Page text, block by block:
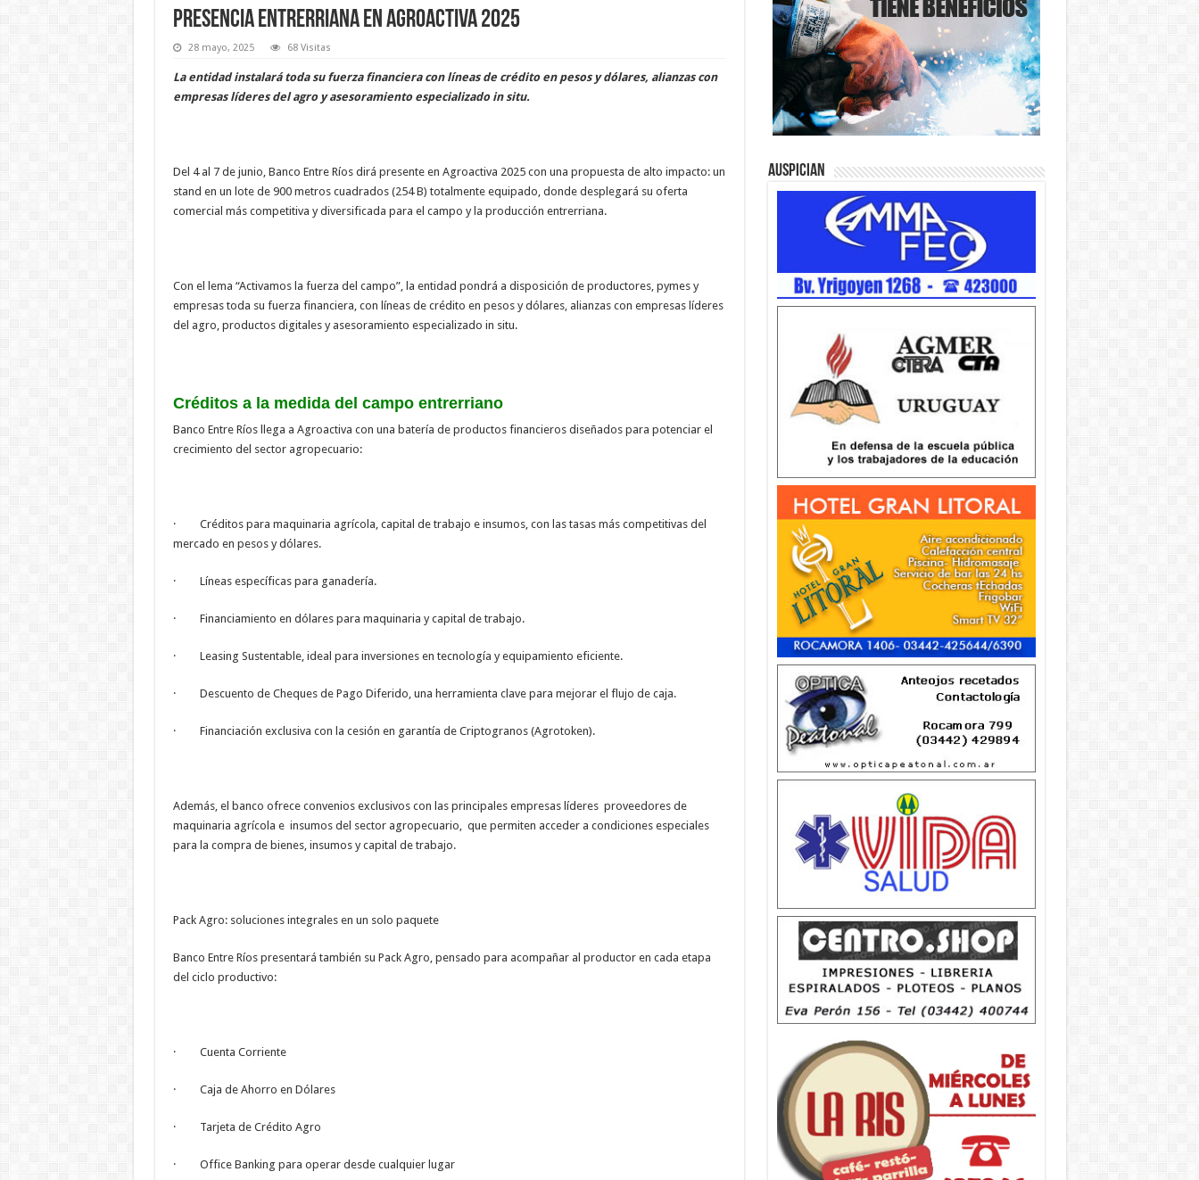
Presencia entrerriana en Agroactiva 2025
28 mayo, 2025 68 Visitas
La entidad instalará toda su fuerza financiera con líneas de crédito en pesos y dólares, alianzas con
empresas líderes del agro y asesoramiento especializado in situ.
Del 4 al 7 de junio, Banco Entre Ríos dirá presente en Agroactiva 2025 con una propuesta de alto impacto: un
stand en un lote de 900 metros cuadrados (254 B) totalmente equipado, donde desplegará su oferta
comercial más competitiva y diversificada para el campo y la producción entrerriana.
Con el lema “Activamos la fuerza del campo”, la entidad pondrá a disposición de productores, pymes y
empresas toda su fuerza financiera, con líneas de crédito en pesos y dólares, alianzas con empresas líderes
del agro, productos digitales y asesoramiento especializado in situ.
Créditos a la medida del campo entrerriano
Banco Entre Ríos llega a Agroactiva con una batería de productos financieros diseñados para potenciar el
crecimiento del sector agropecuario:
· Créditos para maquinaria agrícola, capital de trabajo e insumos, con las tasas más competitivas del
mercado en pesos y dólares.
· Líneas específicas para ganadería.
· Financiamiento en dólares para maquinaria y capital de trabajo.
· Leasing Sustentable, ideal para inversiones en tecnología y equipamiento eficiente.
· Descuento de Cheques de Pago Diferido, una herramienta clave para mejorar el flujo de caja.
· Financiación exclusiva con la cesión en garantía de Criptogranos (Agrotoken).
Además, el banco ofrece convenios exclusivos con las principales empresas líderes proveedores de
maquinaria agrícola e insumos del sector agropecuario, que permiten acceder a condiciones especiales
para la compra de bienes, insumos y capital de trabajo.
Pack Agro: soluciones integrales en un solo paquete
Banco Entre Ríos presentará también su Pack Agro, pensado para acompañar al productor en cada etapa
del ciclo productivo:
· Cuenta Corriente
· Caja de Ahorro en Dólares
· Tarjeta de Crédito Agro
· Office Banking para operar desde cualquier lugar
Auspician